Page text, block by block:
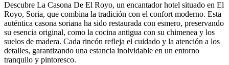
Descubre La Casona De El Royo, un encantador hotel situado en El
Royo, Soria, que combina la tradición con el confort moderno. Esta
auténtica casona soriana ha sido restaurada con esmero, preservando
su esencia original, como la cocina antigua con su chimenea y los
suelos de madera. Cada rincón refleja el cuidado y la atención a los
detalles, garantizando una estancia inolvidable en un entorno
tranquilo y pintoresco.